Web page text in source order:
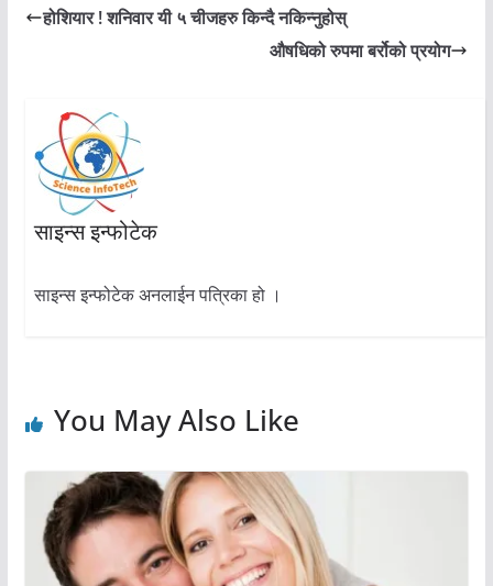
होशियार ! शनिवार यी ५ चीजहरु किन्दै नकिन्नुहोस्
औषधिको रुपमा बर्रोको प्रयोग
साइन्स इन्फोटेक
साइन्स इन्फोटेक अनलाईन पत्रिका हो ।
You May Also Like